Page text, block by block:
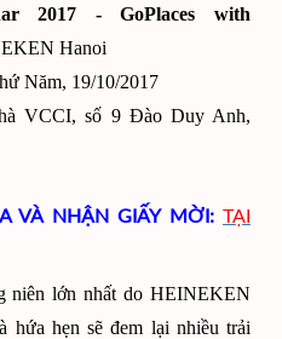
2017 - GoPlaces with
Hanoi
Năm, 19/10/2017
VCCI, số 9 Đào Duy Anh,
VÀ NHẬN GIẤY MỜI: TẠI
niên lớn nhất do HEINEKEN
hẹn sẽ đem lại nhiều trải